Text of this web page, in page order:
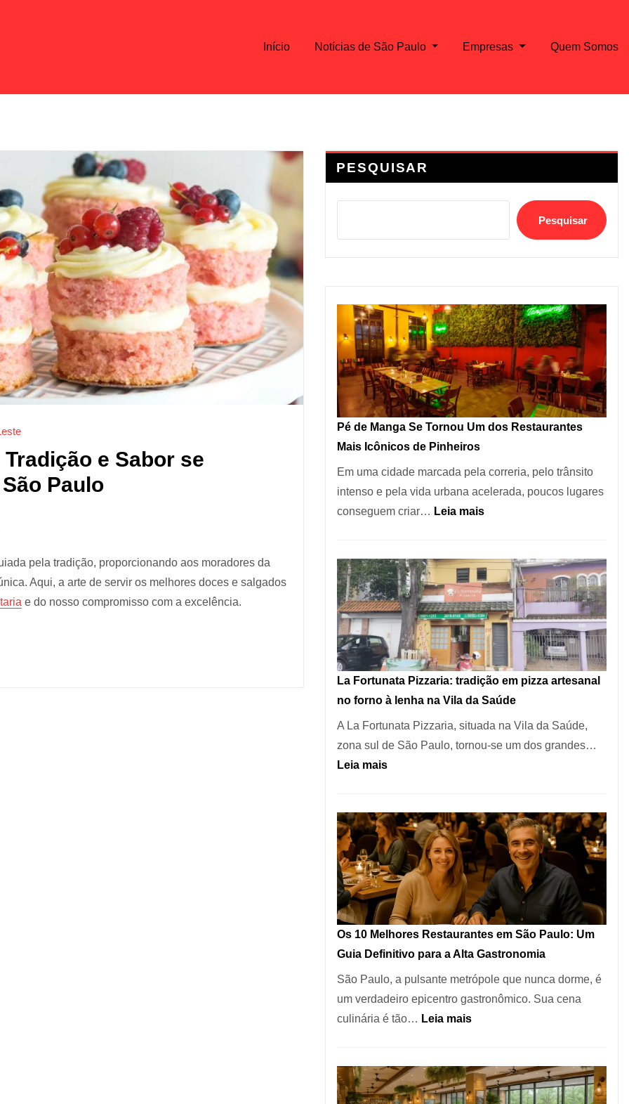
Início Notícias de São Paulo Empresas Quem Somos
e Sabor se
Paulo
pela tradição, proporcionando aos moradores da
Aqui, a arte de servir os melhores doces e salgados
e do nosso compromisso com a excelência.
PESQUISAR
Pesquisar
Pé de Manga Se Tornou Um dos Restaurantes
Mais Icônicos de Pinheiros
Em uma cidade marcada pela correria, pelo trânsito
intenso e pela vida urbana acelerada, poucos lugares
conseguem criar… Leia mais:
Manga
Se
Tornou
Um
dos
Restaurantes
Mais
Icônicos
de
Pinheiros
La Fortunata Pizzaria: tradição em pizza artesanal
no forno à lenha na Vila da Saúde
A La Fortunata Pizzaria, situada na Vila da Saúde,
zona sul de São Paulo, tornou-se um dos grandes…
Leia mais:
Pizzaria:
tradição
em
pizza
artesanal
no
forno
à
lenha
na
Vila
Os 10 Melhores Restaurantes em São Paulo: Um
Guia Definitivo para a Alta Gastronomia
São Paulo, a pulsante metrópole que nunca dorme, é
um verdadeiro epicentro gastronômico. Sua cena
culinária é tão… Leia mais:
Melhores
Restaurantes